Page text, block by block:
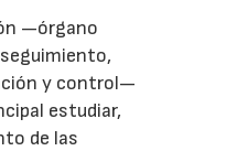
—órgano
y control—
estudiar,
de las